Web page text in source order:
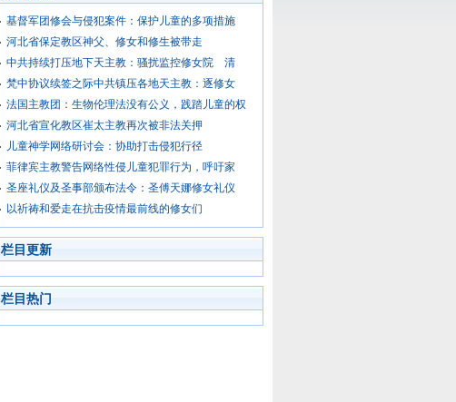
基督军团修会与侵犯案件：保护儿童的多项措施
河北省保定教区神父、修女和修生被带走
中共持续打压地下天主教：骚扰监控修女院 清
梵中协议续签之际中共镇压各地天主教：逐修女
法国主教团：生物伦理法没有公义，践踏儿童的权
河北省宣化教区崔太主教再次被非法关押
儿童神学网络研讨会：协助打击侵犯行径
菲律宾主教警告网络性侵儿童犯罪行为，呼吁家
圣座礼仪及圣事部颁布法令：圣傅天娜修女礼仪
以祈祷和爱走在抗击疫情最前线的修女们
栏目更新
栏目热门